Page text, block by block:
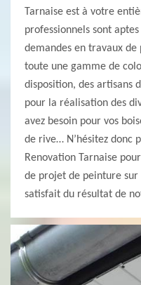
Tarnaise est à votre
professionnels sont
demandes en travaux
toute une gamme de
disposition, des artisans
pour la réalisation des
avez besoin pour vos
de rive… N’hésitez donc
Renovation Tarnaise
de projet de peinture sur
satisfait du résultat de